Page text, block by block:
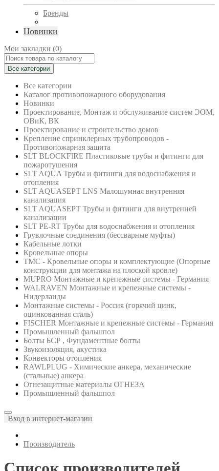
Бренды
Новинки
Мои закладки (0)
Все категории
Все категории
Каталог противопожарного оборудования
Новинки
Проектирование, Монтаж и обслуживание систем ЭОМ,
ОВиК, ВК
Проектирование и строительство домов
Крепление спринклерных трубопроводов -
Противопожарная защита
SLT BLOCKFIRE Пластиковые трубы и фитинги для
пожаротушения
SLT AQUA Трубы и фитинги для водоснабжения и
отопления
SLT AQUASEPT LNS Малошумная внутренняя
канализация
SLT AQUASEPT Трубы и фитинги для внутренней
канализации
SLT PE-RT Трубы для водоснабжения и отопления
Грувлочные соединения (бессварные муфты)
Кабельные лотки
Кровельные опоры
ТМС - Кровельные опоры и комплектующие (Опорные
конструкции для монтажа на плоской кровле)
MUPRO Монтажные и крепежные системы - Германия
WALRAVEN Монтажные и крепежные системы -
Нидерланды
Монтажные системы - Россия (горячий цинк,
оцинкованная сталь)
FISCHER Монтажные и крепежные системы - Германия
Промышленный фальшпол
Болты БСР , Фундаментные болты
Звукоизоляция, акустика
Конвекторы отопления
RAWLPLUG - Химические анкера, механические
(стальные) анкера
Огнезащитные материалы ОГНЕЗА
Промышленный фальшпол
Вход в интернет-магазин
Производитель